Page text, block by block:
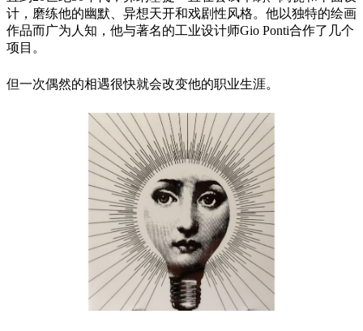
计，磨练他的幽默、异想天开和戏剧性风格。他以独特的绘画
作品而广为人知，他与著名的工业设计师Gio Ponti合作了几个
项目。
但一次偶然的相遇很快就会改变他的职业生涯。